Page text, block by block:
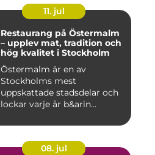
11. jul
Restaurang på Östermalm
– upplev mat, tradition och
hög kvalitet i Stockholm
Östermalm är en av
Stockholms mest
uppskattade stadsdelar och
lockar varje år b&arin...
08. jul